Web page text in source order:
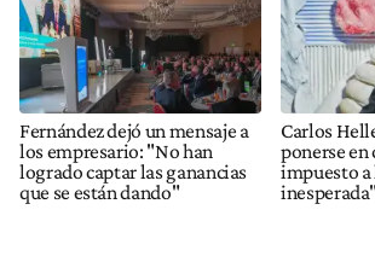
Fernández dejó un mensaje a
los empresario: "No han
logrado captar las ganancias
que se están dando"
Carlos
ponerse en
impuesto a